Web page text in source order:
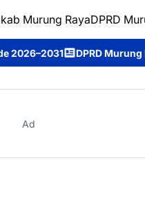
Murung RayaDPRD
Raya Studi Komparasi
Ad